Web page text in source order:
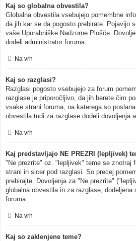
Kaj so globalna obvestila?
Globalna obvestila vsebujejo pomembne
da jih kar se da pogosto prebirate. Pojavijo
vaše Uporabniške Nadzorne Plošče.
dodeli administrator foruma.
Na vrh
Kaj so razglasi?
Razglasi pogosto vsebujejo za forum
razglase je priporočljivo, da jih berete čim
vsake strani foruma, na katerega so
obvestila tudi za razglase dodeli dovoljenja
Na vrh
Kaj predstavljajo NE PREZRI (lepljivek)
"Ne prezrite" oz. "lepljivek" teme se znotraj
strani in sicer pod razglasi. So precej
prebirajte. Dovoljenja za "Ne prezrite"
globalna obvestila in za razglase, dodeljena
foruma.
Na vrh
Kaj so zaklenjene teme?